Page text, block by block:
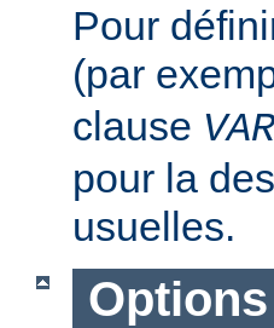
Pour
(par
clause
pour la
usuelles.
Options